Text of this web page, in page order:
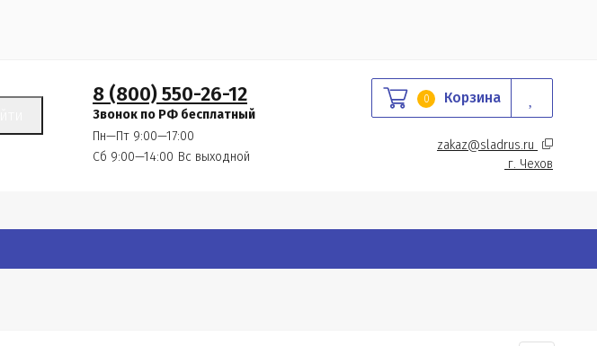
8 (800) 550-26-12
Звонок по РФ бесплатный
Пн—Пт 9:00—17:00
Сб 9:00—14:00 Вс выходной
0 Корзина
zakaz@sladrus.ru
г. Чехов